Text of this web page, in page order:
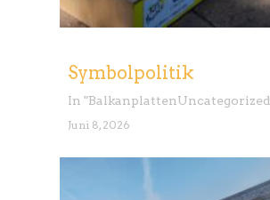
Symbolpolitik
In "BalkanplattenUncategorized
Juni 8, 2026